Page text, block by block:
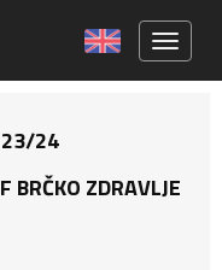
24
BRČKO ZDRAVLJE